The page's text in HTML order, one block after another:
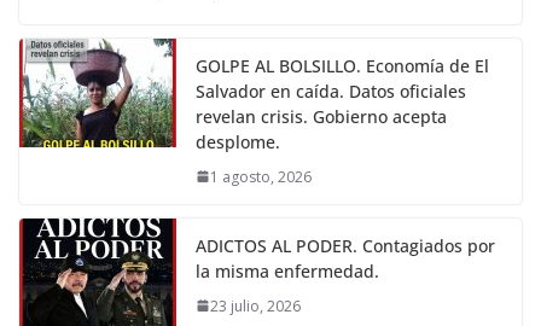
GOLPE AL BOLSILLO. Economía de El
Salvador en caída. Datos oficiales
revelan crisis. Gobierno acepta
desplome.
1 agosto, 2026
ADICTOS AL PODER. Contagiados por
la misma enfermedad.
23 julio, 2026